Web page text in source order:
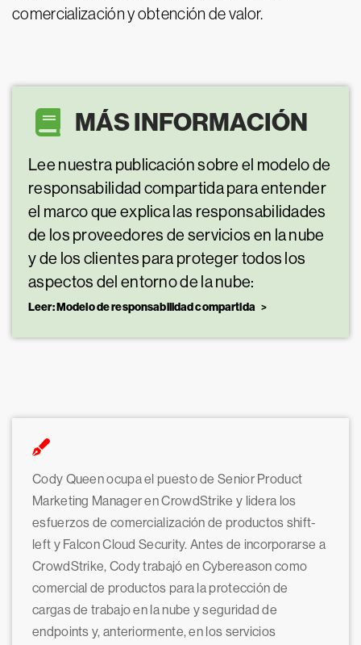
comercialización y obtención de valor.
MÁS INFORMACIÓN
Lee nuestra publicación sobre el modelo de
responsabilidad compartida para entender
el marco que explica las responsabilidades
de los proveedores de servicios en la nube
y de los clientes para proteger todos los
aspectos del entorno de la nube:
Leer: Modelo de responsabilidad compartida
Cody Queen ocupa el puesto de Senior Product
Marketing Manager en CrowdStrike y lidera los
esfuerzos de comercialización de productos shift-
left y Falcon Cloud Security. Antes de incorporarse a
CrowdStrike, Cody trabajó en Cybereason como
comercial de productos para la protección de
cargas de trabajo en la nube y seguridad de
endpoints y, anteriormente, en los servicios